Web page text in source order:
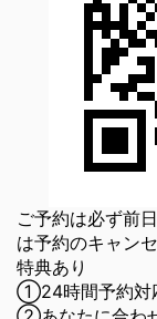
ご予約は必ず前
は予約のキャン
特典あり
①24時間予約対